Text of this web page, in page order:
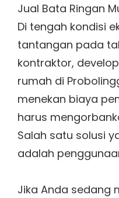
Jual Bata Ringan
Di tengah kondisi
tantangan pada
kontraktor,
rumah di
menekan biaya
harus
Salah satu solusi
adalah
Jika Anda sedang